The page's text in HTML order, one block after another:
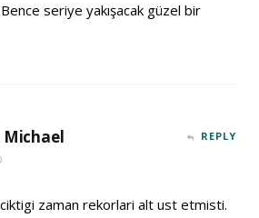
seriye yakışacak güzel bir
Michael REPLY
zaman rekorlari alt ust etmisti.